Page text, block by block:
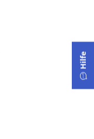
Hilfe